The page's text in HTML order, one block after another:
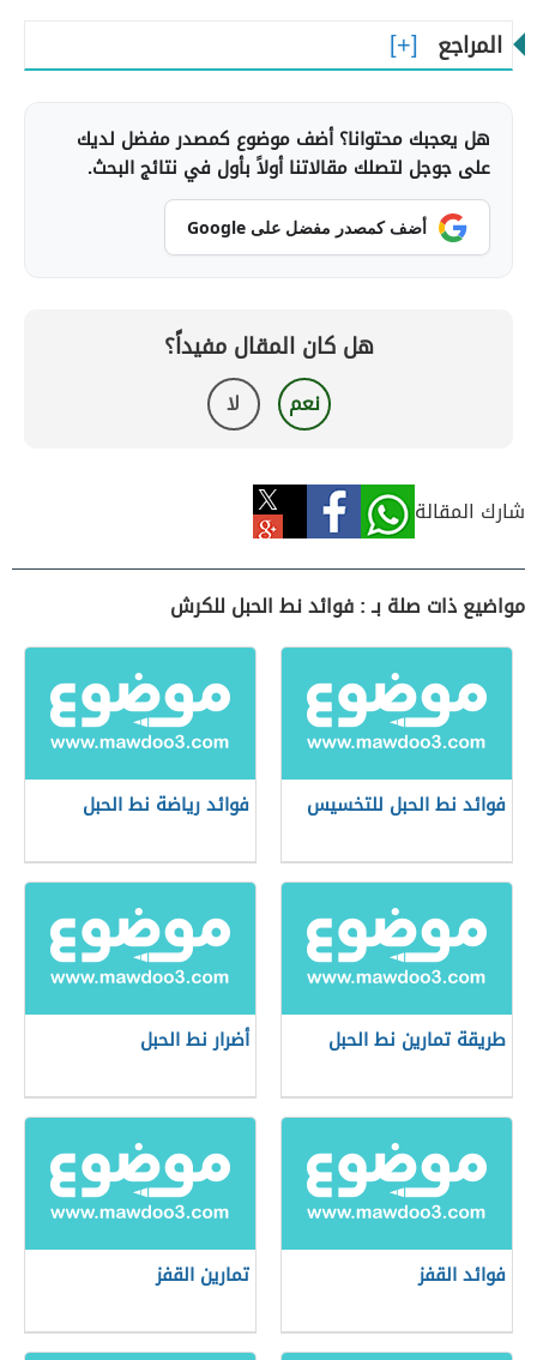
المراجع
هل يعجبك محتوانا؟ أضف موضوع كمصدر مفضل لديك
على جوجل لتصلك مقالاتنا أولاً بأول في نتائج البحث.
أضف كمصدر مفضل على Google
هل كان المقال مفيداً؟
نعم لا
شارك المقالة
مواضيع ذات صلة بـ : فوائد نط الحبل للكرش
فوائد نط الحبل للتخسيس فوائد رياضة نط الحبل
طريقة تمارين نط الحبل أضرار نط الحبل
فوائد القفز تمارين القفز